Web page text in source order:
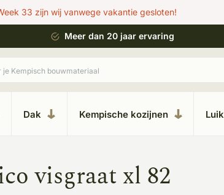
33 zijn wij vanwege vakantie gesloten!
Meer dan 20 jaar ervaring
Dak Kempische kozijnen
visgraat xl 82